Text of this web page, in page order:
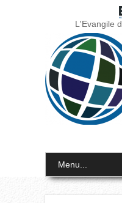
L'Evangile
Menu...